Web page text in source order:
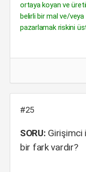
ortaya koyan ve
belirli bir mal ve/
pazarlamak riskini
#25
SORU: Girişimci
bir fark vardır?